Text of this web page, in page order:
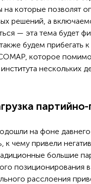
на которые позволят
решений, а
— эта тема будет
будем прибегать
которое
нескольких
на фоне
чему привели
большие
позиционирования
расслоения